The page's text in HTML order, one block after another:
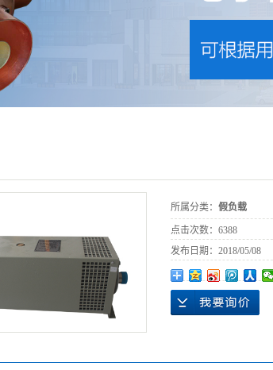
所属分类：假负载
点击次数：6388
发布日期：2018/05/08